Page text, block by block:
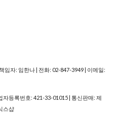
임자: 임한나 | 전화: 02-847-3949 | 이메일:
자등록번호: 421-33-01015 | 통신판매: 제
스샵